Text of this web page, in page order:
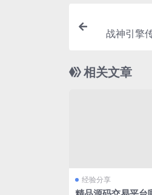
战神引擎
相关文章
经验分享